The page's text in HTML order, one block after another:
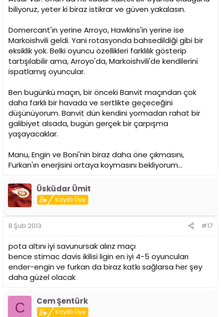
biliyoruz, yeter ki biraz istikrar ve güven yakalasın.
Domercant'ın yerine Arroyo, Hawkins'in yerine ise
Markoishvili geldi. Yani rotasyonda bahsedildiği gibi bir
eksiklik yok. Belki oyuncu özellikleri farklılık gösterip
tartışılabilir ama, Arroyo'da, Markoishvili'de kendilerini
ispatlamış oyuncular.
Ben bugünkü maçın, bir önceki Banvit maçından çok
daha farklı bir havada ve sertlikte geçeceğini
düşünüyorum. Banvit dün kendini yormadan rahat bir
galibiyet alsada, bugün gerçek bir çarpışma
yaşayacaklar.
Manu, Engin ve Boni'nin biraz daha öne çıkmasını,
Furkan'ın enerjisini ortaya koymasını bekliyorum...
Üsküdar Ümit
Kayıtlı Üye
8 Şub 2013 #17
pota altını iyi savunursak alırız maçı
bence stimac davis ikilisi ligin en iyi 4-5 oyuncuları
ender-engin ve furkan da biraz katkı sağlarsa her şey
daha güzel olacak
C Cem Şentürk
Kayıtlı Üye